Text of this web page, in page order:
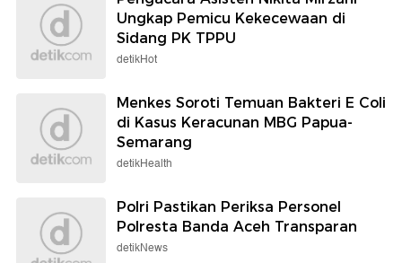
Ungkap Pemicu Kekecewaan di
Sidang PK TPPU
detikHot
Menkes Soroti Temuan Bakteri E Coli
di Kasus Keracunan MBG Papua-
Semarang
detikHealth
Polri Pastikan Periksa Personel
Polresta Banda Aceh Transparan
detikNews